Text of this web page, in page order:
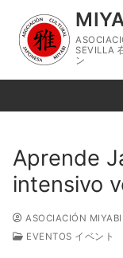
contenido
SEVILLA
ン
Nosotros
Horario
Aprende
intensivo
ASOCIACIÓN MIYABI
EVENTOS イベント